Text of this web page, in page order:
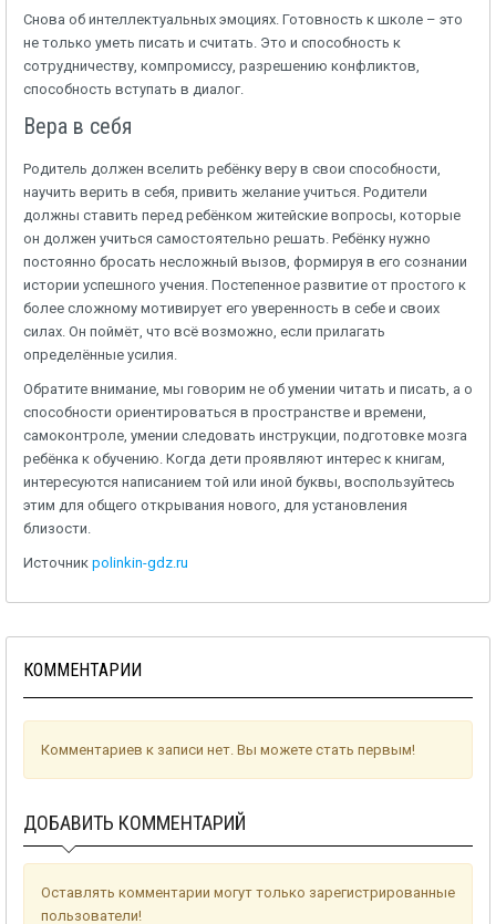
Снова об интеллектуальных эмоциях. Готовность к школе – это
не только уметь писать и считать. Это и способность к
сотрудничеству, компромиссу, разрешению конфликтов,
способность вступать в диалог.
Вера в себя
Родитель должен вселить ребёнку веру в свои способности,
научить верить в себя, привить желание учиться. Родители
должны ставить перед ребёнком житейские вопросы, которые
он должен учиться самостоятельно решать. Ребёнку нужно
постоянно бросать несложный вызов, формируя в его сознании
истории успешного учения. Постепенное развитие от простого к
более сложному мотивирует его уверенность в себе и своих
силах. Он поймёт, что всё возможно, если прилагать
определённые усилия.
Обратите внимание, мы говорим не об умении читать и писать, а о
способности ориентироваться в пространстве и времени,
самоконтроле, умении следовать инструкции, подготовке мозга
ребёнка к обучению. Когда дети проявляют интерес к книгам,
интересуются написанием той или иной буквы, воспользуйтесь
этим для общего открывания нового, для установления
близости.
Источник polinkin-gdz.ru
КОММЕНТАРИИ
Комментариев к записи нет. Вы можете стать первым!
ДОБАВИТЬ КОММЕНТАРИЙ
Оставлять комментарии могут только зарегистрированные
пользователи!